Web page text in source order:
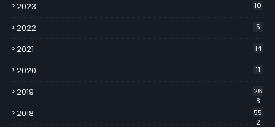
2023 10
2022 5
2021 14
2020 11
2019
26
8
2018
55
2